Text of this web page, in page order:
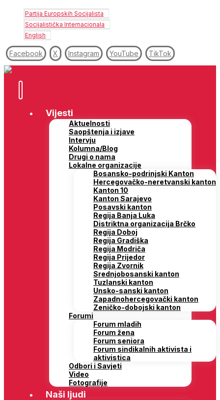
Partija Europskih Socijalista
Socijalistička Internacionala
English
Facebook X Instagram YouTube TikTok
Vijesti
Aktuelnosti
Saopštenja i izjave
Intervju
Kolumna/Blog
Drugi o nama
Lokalne organizacije
Bosansko-podrinjski Kanton
Hercegovačko-neretvanski kanton
Kanton 10
Kanton Sarajevo
Posavski kanton
Regija Banja Luka
Distriktna organizacija Brčko
Regija Doboj
Regija Gradiška
Regija Modriča
Regija Prijedor
Regija Zvornik
Srednjobosanski kanton
Tuzlanski kanton
Unsko-sanski kanton
Zapadnohercegovački kanton
Zeničko-dobojski kanton
Forumi
Forum mladih
Forum žena
Forum seniora
Forum sindikalnih aktivista i
aktivistica
Odbori i Savjeti
Video
Fotografije
Naši ljudi